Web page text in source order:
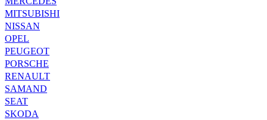
MITSUBISHI
NISSAN
OPEL
PEUGEOT
PORSCHE
RENAULT
SAMAND
SEAT
SKODA